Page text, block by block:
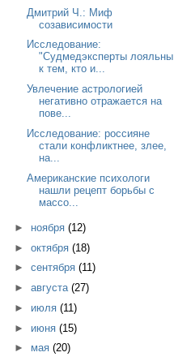
Дмитрий Ч.: Миф
созависимости
Исследование:
"Судмедэксперты лояльны
к тем, кто и...
Увлечение астрологией
негативно отражается на
пове...
Исследование: россияне
стали конфликтнее, злее,
на...
Американские психологи
нашли рецепт борьбы с
массо...
► ноября (12)
► октября (18)
► сентября (11)
► августа (27)
► июля (11)
► июня (15)
► мая (20)